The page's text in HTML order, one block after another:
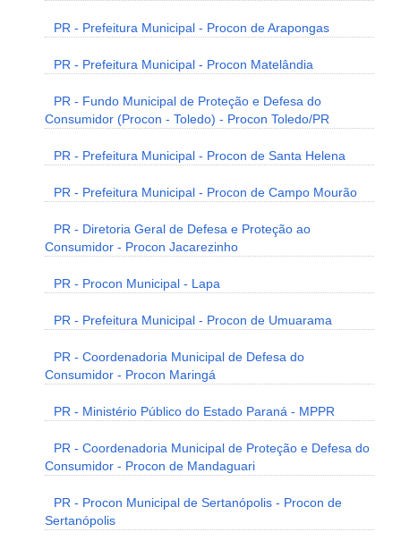
PR - Prefeitura Municipal - Procon de Arapongas
PR - Prefeitura Municipal - Procon Matelândia
PR - Fundo Municipal de Proteção e Defesa do
Consumidor (Procon - Toledo) - Procon Toledo/PR
PR - Prefeitura Municipal - Procon de Santa Helena
PR - Prefeitura Municipal - Procon de Campo Mourão
PR - Diretoria Geral de Defesa e Proteção ao
Consumidor - Procon Jacarezinho
PR - Procon Municipal - Lapa
PR - Prefeitura Municipal - Procon de Umuarama
PR - Coordenadoria Municipal de Defesa do
Consumidor - Procon Maringá
PR - Ministério Público do Estado Paraná - MPPR
PR - Coordenadoria Municipal de Proteção e Defesa do
Consumidor - Procon de Mandaguari
PR - Procon Municipal de Sertanópolis - Procon de
Sertanópolis